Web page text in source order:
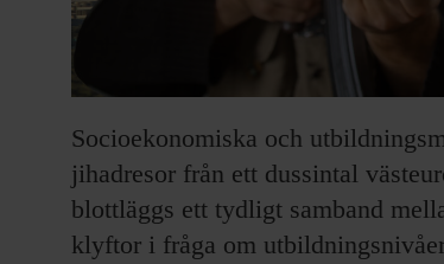
Socioekonomiska och
jihadresor från ett dussintal
blottläggs ett tydligt samband
klyftor i fråga om